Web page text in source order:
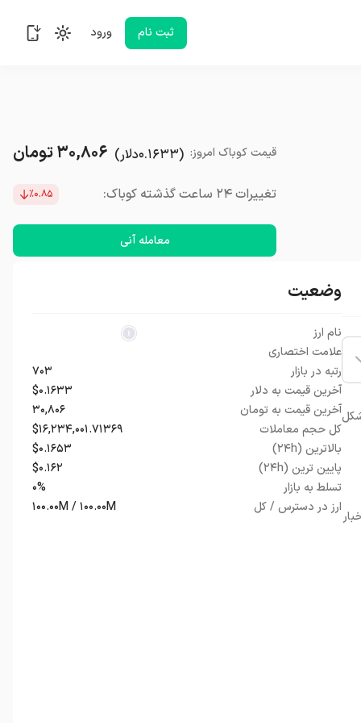
ثبت نام ورود
قیمت کوباک امروز:
(۰.۱۶۳۳دلار) ۳۰,۸۰۶تومان
تغییرات ۲۴ ساعت گذشته کوباک: ٪۰.۸۵
معامله آنی
وضعیت
نام ارز
علامت اختصاری
رتبه در بازار
۷۰۳
آخرین قیمت به دلار
$۰.۱۶۳۳
آخرین قیمت به تومان
۳۰,۸۰۶
کل حجم معاملات
$۱۶,۲۳۴,۰۰۱.۷۱۳۶۹
بالاترین (۲۴h)
$۰.۱۶۵۳
پایین ترین (۲۴h)
$۰.۱۶۲
تسلط به بازار
۰%
ارز در دسترس / کل
۱۰۰.۰۰M / ۱۰۰.۰۰M